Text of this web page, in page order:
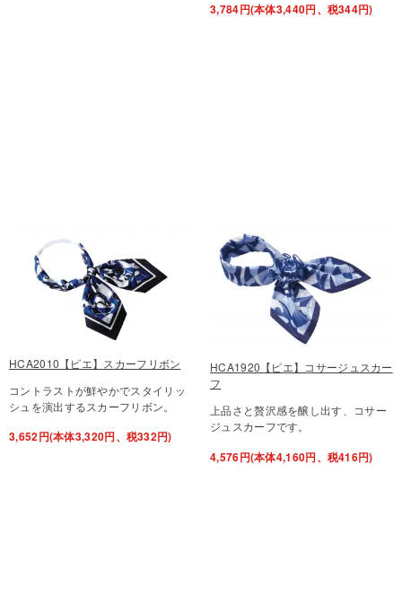
3,784円(本体3,440円、税344円)
HCA2010【ピエ】スカーフリボン
コントラストが鮮やかでスタイリッ
シュを演出するスカーフリボン。
3,652円(本体3,320円、税332円)
HCA1920【ピエ】コサージュスカー
フ
上品さと贅沢感を醸し出す、コサー
ジュスカーフです。
4,576円(本体4,160円、税416円)